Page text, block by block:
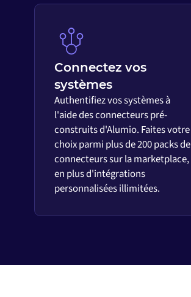
Connectez vos
systèmes
Authentifiez vos systèmes à
l'aide des connecteurs pré-
construits d'Alumio. Faites votre
choix parmi plus de 200 packs de
connecteurs sur la marketplace,
en plus d'intégrations
personnalisées illimitées.